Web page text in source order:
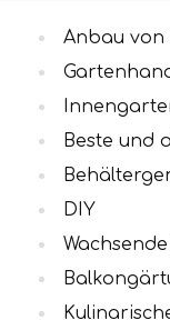
Anbau von
Beste und
DIY